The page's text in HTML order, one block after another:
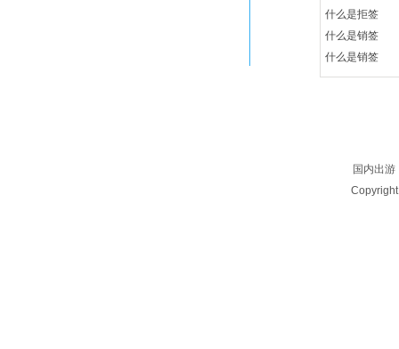
什么是拒签
什么是销签
什么是销签
国内出游